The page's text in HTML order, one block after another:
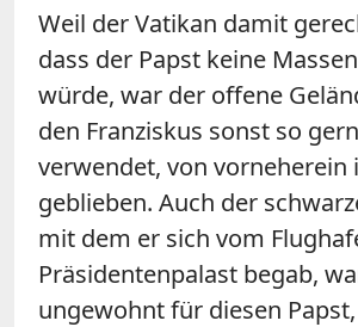
Weil der Vatikan damit
dass der Papst keine
würde, war der offene
den Franziskus sonst so
verwendet, von vorneherein
geblieben. Auch der
mit dem er sich vom
Präsidentenpalast begab,
ungewohnt für diesen